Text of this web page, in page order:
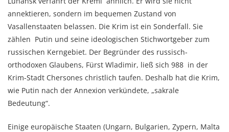
annektieren, sondern im bequemen Zustand von
Vasallenstaaten belassen. Die Krim ist ein Sonderfall. Sie
zählen Putin und seine ideologischen Stichwortgeber zum
russischen Kerngebiet. Der Begründer des russisch-
orthodoxen Glaubens, Fürst Wladimir, ließ sich 988 in der
Krim-Stadt Chersones christlich taufen. Deshalb hat die Krim,
wie Putin nach der Annexion verkündete, „sakrale
Bedeutung“.
Einige europäische Staaten (Ungarn, Bulgarien, Zypern, Malta